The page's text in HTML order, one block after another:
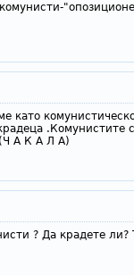
като
.Комунистите
А К А Л А)
? Да крадете ли?